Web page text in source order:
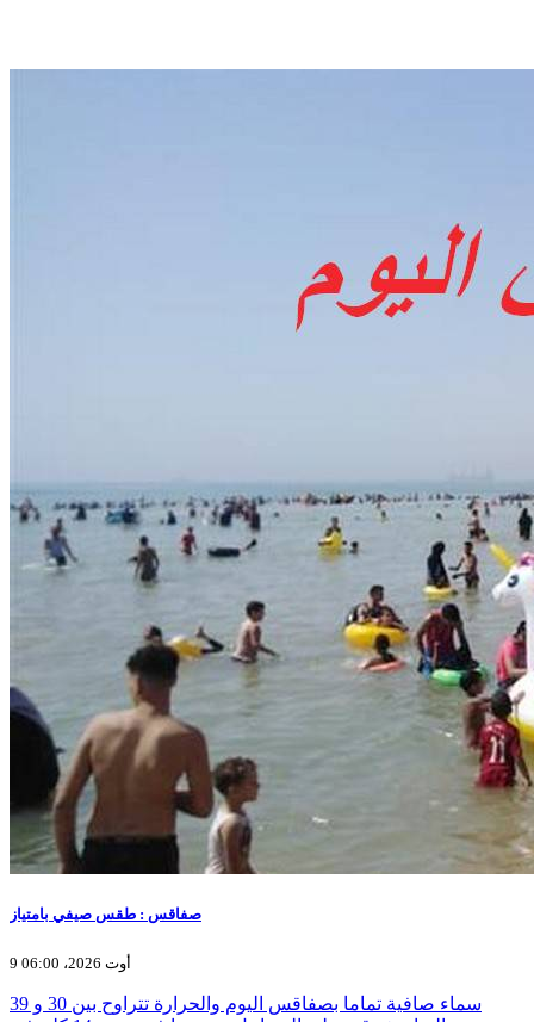
صفاقس : طقس صيفي بامتياز
9 أوت 2026، 06:00
سماء صافية تماما بصفاقس اليوم والحرارة تتراوح بين 30 و 39